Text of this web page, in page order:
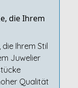
die Ihrem
Ihrem Stil
Juwelier
Qualität